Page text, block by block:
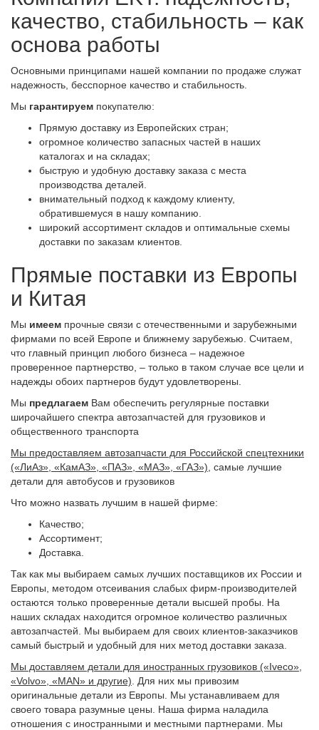
качество, стабильность – как
основа работы
Основными принципами нашей компании по продаже служат
надежность, бесспорное качество и стабильность.
Мы гарантируем покупателю:
Прямую доставку из Европейских стран;
огромное количество запасных частей в наших
каталогах и на складах;
быструю и удобную доставку заказа с места
производства деталей.
внимательный подход к каждому клиенту,
обратившемуся в нашу компанию.
широкий ассортимент складов и оптимальные схемы
доставки по заказам клиентов.
Прямые поставки из Европы
и Китая
Мы имеем прочные связи с отечественными и зарубежными
фирмами по всей Европе и ближнему зарубежью. Считаем,
что главный принцип любого бизнеса – надежное
проверенное партнерство, – только в таком случае все цели и
надежды обоих партнеров будут удовлетворены.
Мы предлагаем Вам обеспечить регулярные поставки
широчайшего спектра автозапчастей для грузовиков и
общественного транспорта
Мы предоставляем автозапчасти для Российской спецтехники
(«ЛиАз», «КамАЗ», «ПАЗ», «МАЗ», «ГАЗ») , самые лучшие
детали для автобусов и грузовиков
Что можно назвать лучшим в нашей фирме:
Качество;
Ассортимент;
Доставка.
Так как мы выбираем самых лучших поставщиков их России и
Европы, методом отсеивания слабых фирм-производителей
остаются только проверенные детали высшей пробы. На
наших складах находится огромное количество различных
автозапчастей. Мы выбираем для своих клиентов-заказчиков
самый быстрый и удобный для них метод доставки заказа.
Мы доставляем детали для иностранных грузовиков («Iveсo»,
«Volvo», «MAN» и другие) . Для них мы привозим
оригинальные детали из Европы. Мы устанавливаем для
своего товара разумные цены. Наша фирма наладила
отношения с иностранными и местными партнерами. Мы